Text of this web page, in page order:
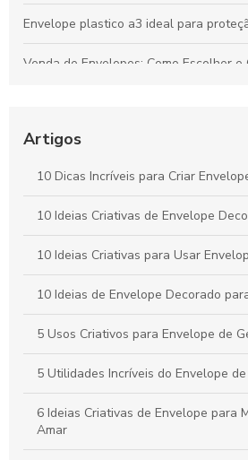
Envelope plastico a3 ideal para
Venda de Envelopes: Como Escolher e
e organização
Envelope remetente é essencial para
correta. Descubra como escolher o
correspondências.
Envelope A4 branco é a escolha ideal
necessidades de apresentação e
Artigos
10 Dicas Incríveis para Criar
10 Ideias Criativas de Envelope
10 Ideias Criativas para Usar
10 Ideias de Envelope Decorado
5 Usos Criativos para Envelope de
5 Utilidades Incríveis do Envelope
6 Ideias Criativas de Envelope para
Amar